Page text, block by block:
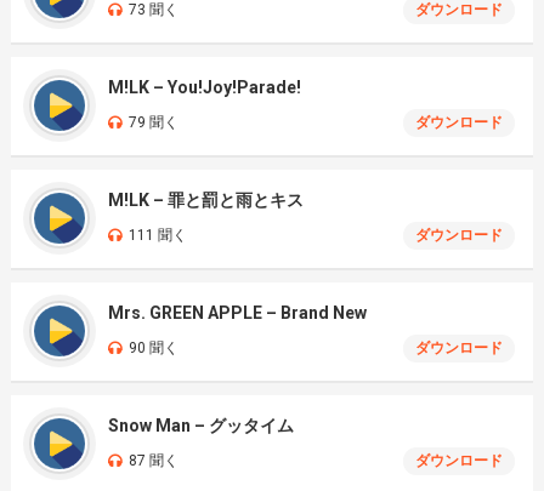
73 聞く ダウンロード
M!LK – You!Joy!Parade!
79 聞く ダウンロード
M!LK – 罪と罰と雨とキス
111 聞く ダウンロード
Mrs. GREEN APPLE – Brand New
90 聞く ダウンロード
Snow Man – グッタイム
87 聞く ダウンロード